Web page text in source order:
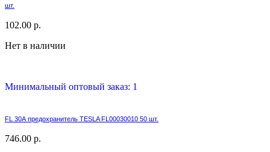
шт.
102.00 р.
Нет в наличии
Минимальный оптовый заказ: 1
FL 30А предохранитель TESLA FL00030010 50 шт.
746.00 р.